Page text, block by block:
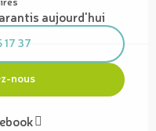
aujourd'hui
37
nous